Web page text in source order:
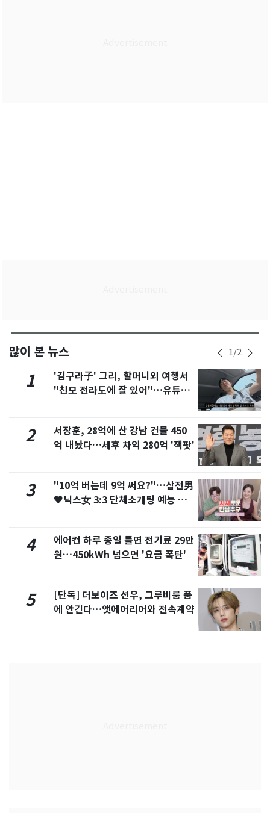
많이 본 뉴스 1/2
1
'김구라子' 그리, 할머니외 여행서
"친모 전라도에 잘 있어"…유튜브
2
서장훈, 28억에 산 강남 건물 450
억 내놨다…세후 차익 280억 '잭팟'
3
"10억 버는데 9억 써요?"…삼전男
♥닉스女 3:3 단체소개팅 예능 화
4
에어컨 하루 종일 틀면 전기료 29만
원…450kWh 넘으면 '요금 폭탄'
5
[단독] 더보이즈 선우, 그루비룸 품
에 안긴다…앳에어리어와 전속계약